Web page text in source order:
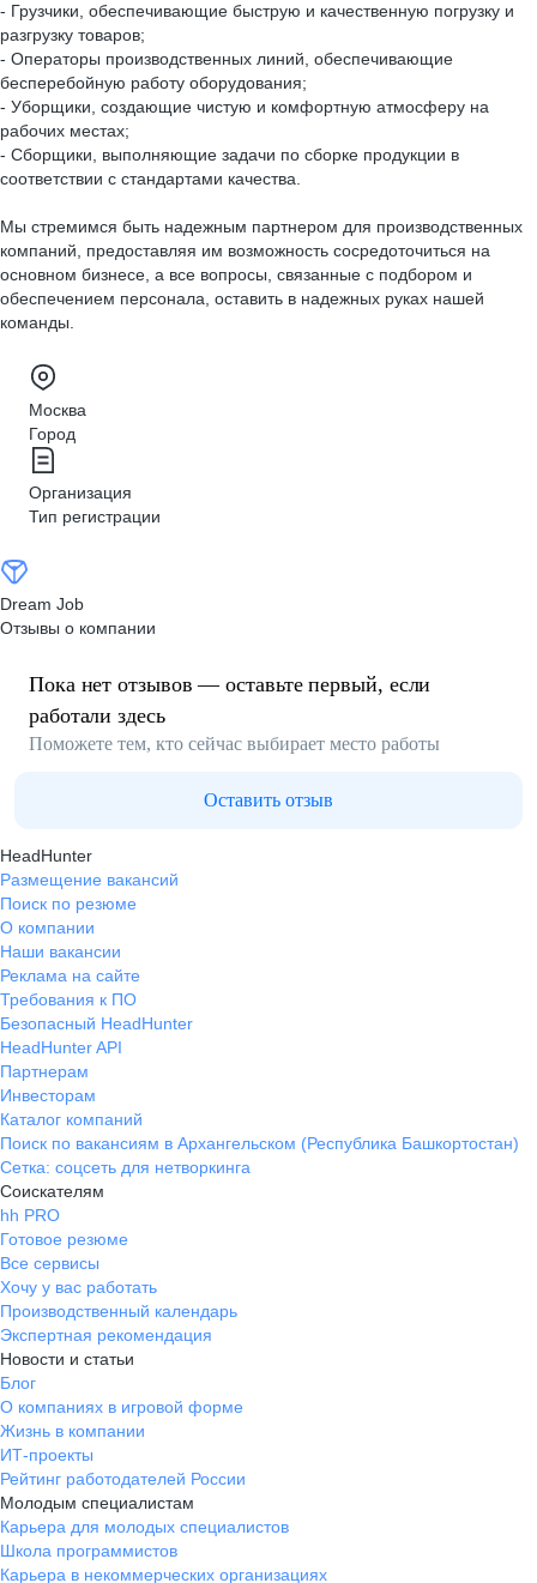
- Грузчики, обеспечивающие быструю и качественную погрузку и
разгрузку товаров;
- Операторы производственных линий, обеспечивающие
бесперебойную работу оборудования;
- Уборщики, создающие чистую и комфортную атмосферу на
рабочих местах;
- Сборщики, выполняющие задачи по сборке продукции в
соответствии с стандартами качества.
Мы стремимся быть надежным партнером для производственных
компаний, предоставляя им возможность сосредоточиться на
основном бизнесе, а все вопросы, связанные с подбором и
обеспечением персонала, оставить в надежных руках нашей
команды.
Москва
Город
Организация
Тип регистрации
Dream Job
Отзывы о компании
Пока нет отзывов — оставьте первый, если
работали здесь
Поможете тем, кто сейчас выбирает место работы
Оставить отзыв
HeadHunter
Размещение вакансий
Поиск по резюме
О компании
Наши вакансии
Реклама на сайте
Требования к ПО
Безопасный HeadHunter
HeadHunter API
Партнерам
Инвесторам
Каталог компаний
Поиск по вакансиям в Архангельском (Республика Башкортостан)
Сетка: соцсеть для нетворкинга
Соискателям
hh PRO
Готовое резюме
Все сервисы
Хочу у вас работать
Производственный календарь
Экспертная рекомендация
Новости и статьи
Блог
О компаниях в игровой форме
Жизнь в компании
ИТ-проекты
Рейтинг работодателей России
Молодым специалистам
Карьера для молодых специалистов
Школа программистов
Карьера в некоммерческих организациях